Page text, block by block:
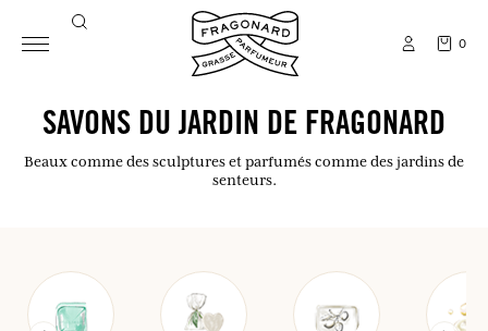
0
SAVONS DU JARDIN DE FRAGONARD
Beaux comme des sculptures et parfumés comme des jardins de
senteurs.